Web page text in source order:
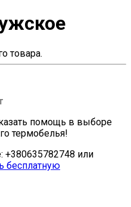
товара.
помощь в выборе
термобелья!
+380635782748 или
бесплатную